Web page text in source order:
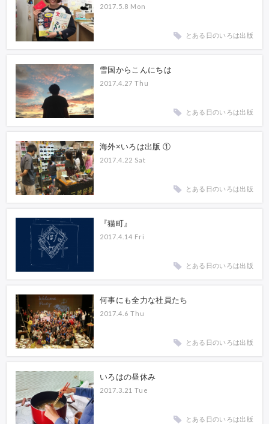
2017.5.8 Mon
とある日のいろは出版
雪国からこんにちは
2017.4.27 Thu
とある日のいろは出版
海外×いろは出版 ①
2017.4.22 Sat
とある日のいろは出版
『猫町』
2017.4.14 Fri
とある日のいろは出版
何事にも全力な社員たち
2017.4.6 Thu
とある日のいろは出版
いろはの昼休み
2017.3.21 Tue
とある日のいろは出版